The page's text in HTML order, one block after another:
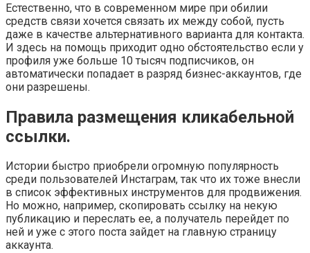
Естественно, что в современном мире при обилии
средств связи хочется связать их между собой, пусть
даже в качестве альтернативного варианта для контакта.
И здесь на помощь приходит одно обстоятельство если у
профиля уже больше 10 тысяч подписчиков, он
автоматически попадает в разряд бизнес-аккаунтов, где
они разрешены.
Правила размещения кликабельной
ссылки.
Истории быстро приобрели огромную популярность
среди пользователей Инстаграм, так что их тоже внесли
в список эффективных инструментов для продвижения.
Но можно, например, скопировать ссылку на некую
публикацию и переслать ее, а получатель перейдет по
ней и уже с этого поста зайдет на главную страницу
аккаунта.